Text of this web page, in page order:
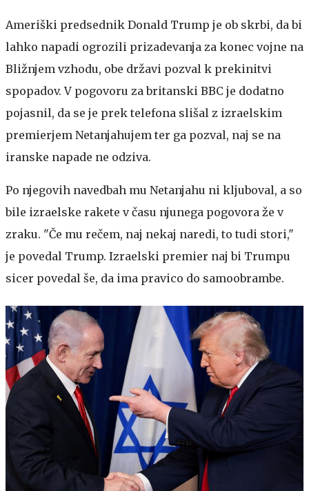
Ameriški predsednik Donald Trump je ob skrbi, da bi
lahko napadi ogrozili prizadevanja za konec vojne na
Bližnjem vzhodu, obe državi pozval k prekinitvi
spopadov. V pogovoru za britanski BBC je dodatno
pojasnil, da se je prek telefona slišal z izraelskim
premierjem Netanjahujem ter ga pozval, naj se na
iranske napade ne odziva.
Po njegovih navedbah mu Netanjahu ni kljuboval, a so
bile izraelske rakete v času njunega pogovora že v
zraku. "Če mu rečem, naj nekaj naredi, to tudi stori,"
je povedal Trump. Izraelski premier naj bi Trumpu
sicer povedal še, da ima pravico do samoobrambe.